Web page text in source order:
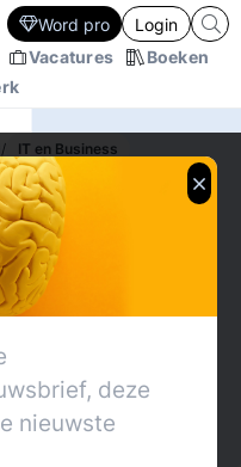
Vacatures
Boeken
Word pro Login
/
IT en Business
transitie
Winkelcentra
bij!
deze
nieuwste